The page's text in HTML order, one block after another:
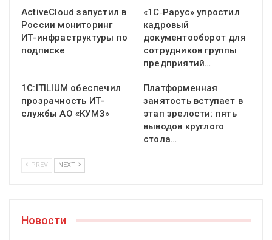
ActiveCloud запустил в
России мониторинг
ИТ-инфраструктуры по
подписке
«1С‑Рарус» упростил
кадровый
документооборот для
сотрудников группы
предприятий…
1С:ITILIUM обеспечил
прозрачность ИТ-
службы АО «КУМЗ»
Платформенная
занятость вступает в
этап зрелости: пять
выводов круглого
стола…
PREV NEXT
Новости